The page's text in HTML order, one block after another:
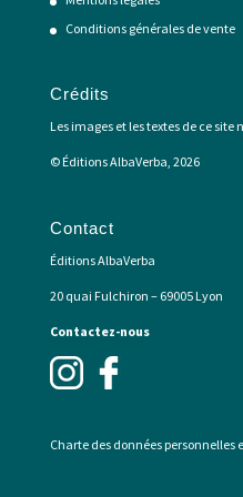
Conditions générales de vente
Crédits
Les images et les textes de ce site
© Éditions AlbaVerba, 2026
Contact
Éditions AlbaVerba
20 quai Fulchiron – 69005 Lyon
Contactez-nous
Charte des données personnelles